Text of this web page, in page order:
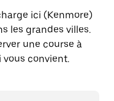
ici (Kenmore)
les grandes villes.
une course à
vous convient.